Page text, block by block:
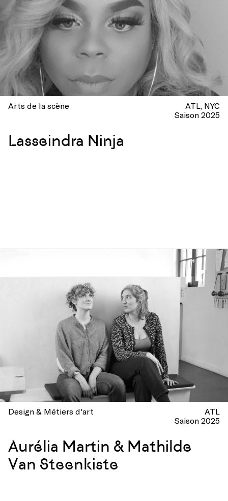
Arts de la scène ATL NYC
Saison 2025
Lasseindra Ninja
Design & Métiers d'art
ATL
Saison 2025
Aurélia Martin & Mathilde
Van Steenkiste